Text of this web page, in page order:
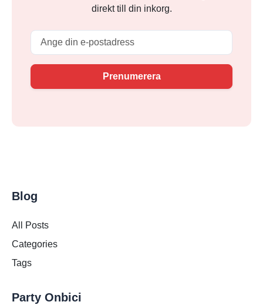
direkt till din inkorg.
Prenumerera
Blog
All Posts
Categories
Tags
Party Onbici